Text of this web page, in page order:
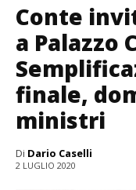
Conte
a Palazzo
finale,
ministri
Di Dario Caselli
2 LUGLIO 2020